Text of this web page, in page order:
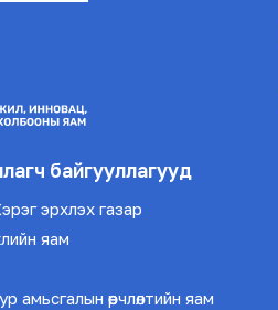
байгууллагууд
эрхлэх газар
яам
амьсгалын өөрчлөлтийн яам